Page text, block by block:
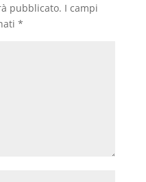
pubblicato. I campi
*